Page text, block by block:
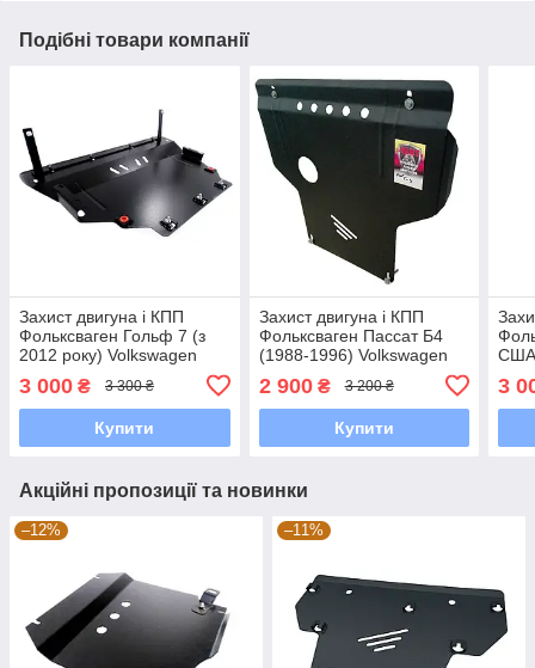
Подібні товари компанії
Захист двигуна і КПП
Фольксваген Гольф 7 (з
2012 року) Volkswagen
3 000 ₴ 3 300 ₴
Купити
Захист двигуна і КПП
Фольксваген Пассат Б4
(1988-1996) Volkswagen
2 900₴ 3 200 ₴
Купити
США
3
Акційні пропозиції та новинки
–12% –11%